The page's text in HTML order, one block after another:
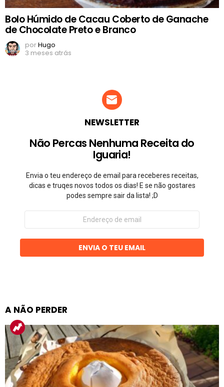
Bolo Húmido de Cacau Coberto de Ganache
de Chocolate Preto e Branco
porHugo
3 meses atrás
NEWSLETTER
Não Percas Nenhuma Receita do
Iguaria!
Envia o teu endereço de email para receberes receitas,
dicas e truqes novos todos os dias! E se não gostares
podes sempre sair da lista! ;D
Endereço
email
ENVIA O TEU EMAIL
A NÃO PERDER